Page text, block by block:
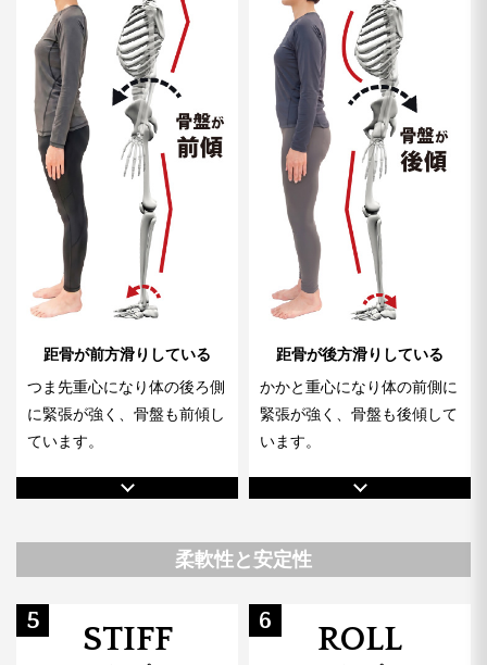
距骨が前方滑りしている
つま先重心になり体の後ろ側
に緊張が強く、骨盤も前傾し
ています。
距骨が後方滑りしている
かかと重心になり体の前側に
緊張が強く、骨盤も後傾して
います。
柔軟性と安定性
5 STIFF 6 ROLL